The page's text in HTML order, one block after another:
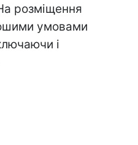
розміщення
умовами
і